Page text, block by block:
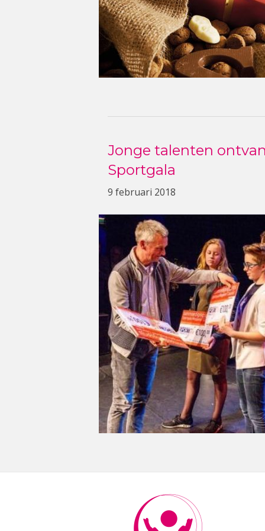
Jonge talenten
Sportgala
9 februari 2018